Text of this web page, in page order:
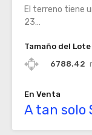
El terreno tiene
23…
Tamaño del Lote
6788.42
En Venta
A tan solo